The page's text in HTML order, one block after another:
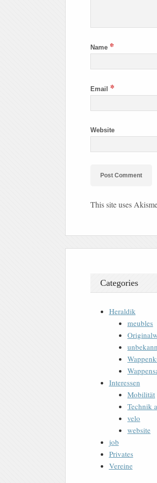
Name *
Email *
Website
This site uses
Categories
Heraldik
meubles
Interessen
Mobilität
Technik
velo
website
job
Privates
Vereine